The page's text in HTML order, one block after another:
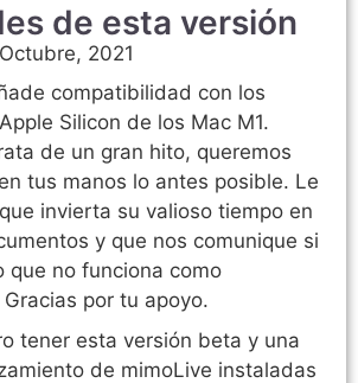
de esta versión
2021
compatibilidad con los
Silicon de los Mac M1.
de un gran hito, queremos
tus manos lo antes posible. Le
invierta su valioso tiempo en
y que nos comunique si
que no funciona como
por tu apoyo.
tener esta versión beta y una
de mimoLive instaladas